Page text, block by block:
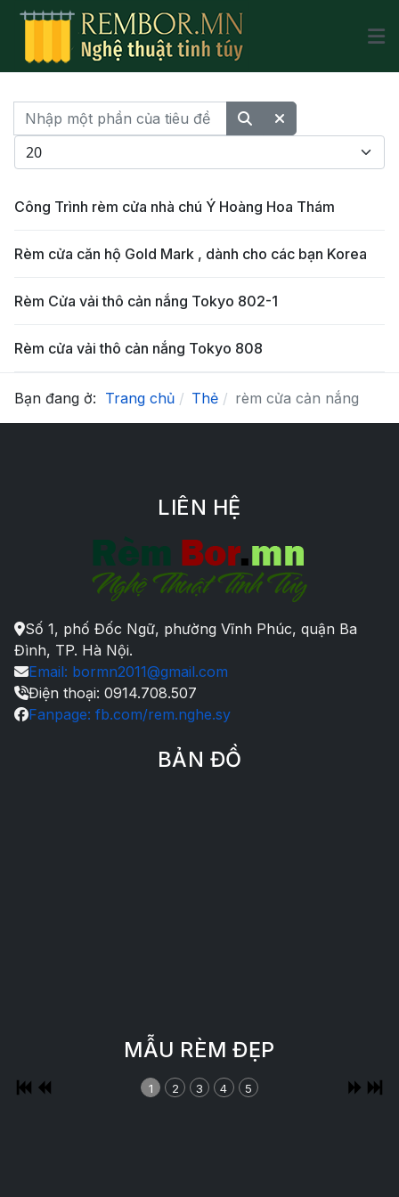
Nhập một phần của tiêu đề
Hiển thị #
Công Trình rèm cửa nhà chú Ý Hoàng Hoa Thám
Rèm cửa căn hộ Gold Mark , dành cho các bạn Korea
Rèm Cửa vải thô cản nắng Tokyo 802-1
Rèm cửa vải thô cản nắng Tokyo 808
Bạn đang ở: Trang chủ Thẻ rèm cửa cản nắng
LIÊN HỆ
Số 1, phố Đốc Ngữ, phường Vĩnh Phúc, quận Ba
Đình, TP. Hà Nội.
Email: bormn2011@gmail.com
Điện thoại: 0914.708.507
Fanpage: fb.com/rem.nghe.sy
BẢN ĐỒ
MẪU RÈM ĐẸP
1 2 3 4 5